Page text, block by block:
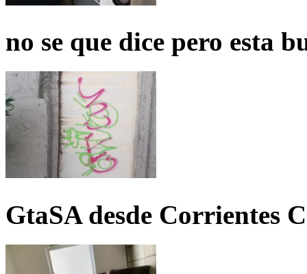
no se que dice pero esta
GtaSA desde Corrientes